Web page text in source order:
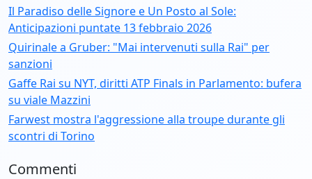
Il Paradiso delle Signore e Un Posto al Sole:
Anticipazioni puntate 13 febbraio 2026
Quirinale a Gruber: "Mai intervenuti sulla Rai" per
sanzioni
Gaffe Rai su NYT, diritti ATP Finals in Parlamento: bufera
su viale Mazzini
Farwest mostra l'aggressione alla troupe durante gli
scontri di Torino
Commenti